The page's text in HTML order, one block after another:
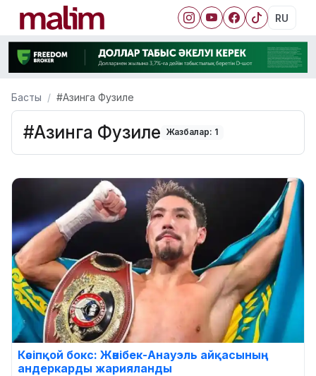
RU
Басты #Азинга Фузиле
#Азинга Фузиле Жазбалар: 1
Кәсіпқой бокс: Жәнібек-Анауэль айқасының
андеркарды жарияланды